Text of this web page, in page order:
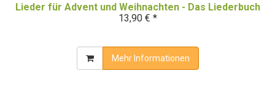
Lieder für Advent und Weihnachten - Das Liederbuch
13,90 € *
Mehr Informationen